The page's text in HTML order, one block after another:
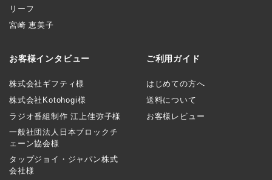
リーフ
宮崎 恵美子
お客様インタビュー
株式会社ギフティ様
株式会社Kotohogi様
ラジオ番組制作 江上佳弥子様
一般社団法人日本ブロックチ
ェーン協会様
タップジョイ・ジャパン株式
会社様
ご利用ガイド
はじめての方へ
送料について
お客様レビュー